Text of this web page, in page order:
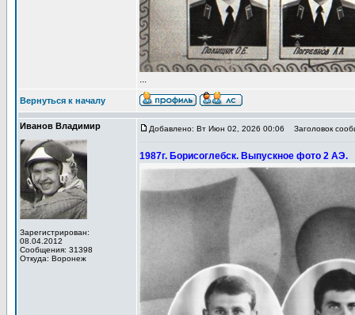
...
Вернуться к началу
Иванов Владимир
Зарегистрирован:
08.04.2012
Сообщения: 31398
Откуда: Воронеж
Добавлено: Вт Июн 02, 2026 00:06 Заголовок
1987г. Борисоглебск. Выпускное фото 2 АЭ.